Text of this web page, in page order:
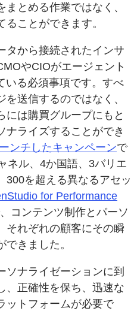
とめる作業ではなく、
ことができます。
タから接続されたインサ
やCIOがエージェント
いる必須事項です。すべ
送信するのではなく、
には購買グループにもと
ナライズすることができ
ンチしたキャンペーンで
ネル、4か国語、3バリエ
300を超える異なるアセッ
for Performance
コンテンツ制作とパーソ
それぞれの顧客にその瞬
きました。
ソナライゼーションに到
、正確性を保ち、迅速な
ットフォームが必要で